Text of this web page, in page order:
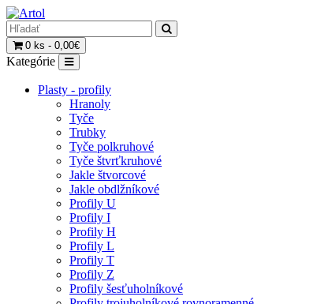
0 ks - 0,00€
Kategórie
Plasty - profily
Hranoly
Tyče
Trubky
Tyče polkruhové
Tyče štvrťkruhové
Jakle štvorcové
Jakle obdlžníkové
Profily U
Profily I
Profily H
Profily L
Profily T
Profily Z
Profily šesťuholníkové